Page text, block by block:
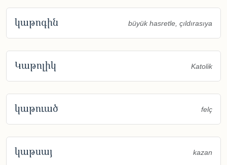
կաթոգին büyük hasretle, çıldırasıya
Կաթոլիկ Katolik
կաթուած felç
կաթսայ kazan